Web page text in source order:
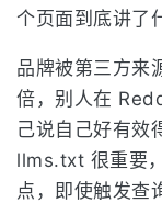
个页面到底讲了
品牌被第三方来
倍，别人在
己说自己好有效
llms.txt 很重要
点，即使触发查